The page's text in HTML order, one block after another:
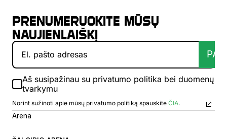
Prenumeruokite mūsų
naujienlaiškį
Aš susipažinau su privatumo politika bei duomenų
tvarkymu
Norint sužinoti apie mūsų privatumo politiką spauskite ČIA.
Arena